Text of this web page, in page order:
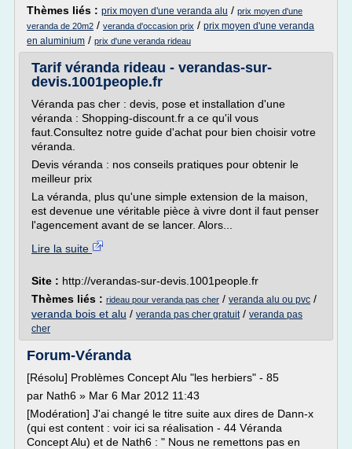
Thèmes liés : prix moyen d'une veranda alu / prix moyen d'une
veranda de 20m2 / veranda d'occasion prix / prix moyen d'une veranda
en aluminium / prix d'une veranda rideau
Tarif véranda rideau - verandas-sur-
devis.1001people.fr
Véranda pas cher : devis, pose et installation d'une
véranda : Shopping-discount.fr a ce qu'il vous
faut.Consultez notre guide d'achat pour bien choisir votre
véranda.
Devis véranda : nos conseils pratiques pour obtenir le
meilleur prix
La véranda, plus qu'une simple extension de la maison,
est devenue une véritable pièce à vivre dont il faut penser
l'agencement avant de se lancer. Alors...
Lire la suite
Site : http://verandas-sur-devis.1001people.fr
Thèmes liés : rideau pour veranda pas cher / veranda alu ou pvc /
veranda bois et alu / veranda pas cher gratuit/ veranda pas
cher
Forum-Véranda
[Résolu] Problèmes Concept Alu "les herbiers" - 85
par Nath6 » Mar 6 Mar 2012 11:43
[Modération] J'ai changé le titre suite aux dires de Dann-x
(qui est content : voir ici sa réalisation - 44 Véranda
Concept Alu) et de Nath6 : " Nous ne remettons pas en